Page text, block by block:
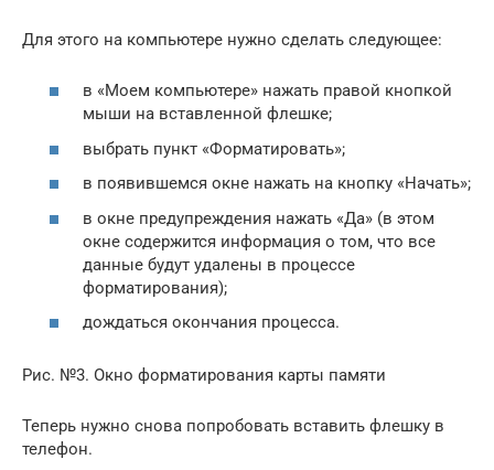
Для этого на компьютере нужно сделать следующее:
в «Моем компьютере» нажать правой кнопкой
мыши на вставленной флешке;
выбрать пункт «Форматировать»;
в появившемся окне нажать на кнопку «Начать»;
в окне предупреждения нажать «Да» (в этом
окне содержится информация о том, что все
данные будут удалены в процессе
форматирования);
дождаться окончания процесса.
Рис. №3. Окно форматирования карты памяти
Теперь нужно снова попробовать вставить флешку в
телефон.